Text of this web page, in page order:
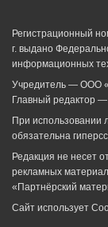
Регистрационный
г. выдано
информационных
Учредитель — ООО
Главный редактор
При
обязательна
Редакция не несет
рекламных
«Партнёрский
Сайт использует